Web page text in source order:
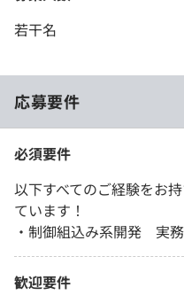
若干名
応募要件
必須要件
以下すべてのご経験をお
ています！
・制御組込み系開発 実
歓迎要件